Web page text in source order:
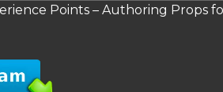
Points – Authoring Props